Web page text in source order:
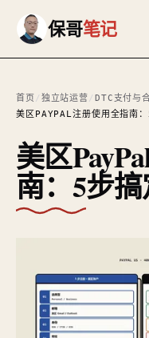
保哥笔记
首页/ 独立站运营/ DTC支付与
美区PAYPAL注册使用全指南
美区
南：5步